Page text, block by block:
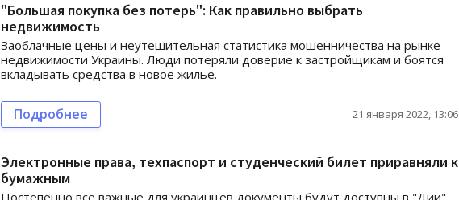
"Большая покупка без потерь": Как правильно выбрать
недвижимость
Заоблачные цены и неутешительная статистика мошенничества на рынке
недвижимости Украины. Люди потеряли доверие к застройщикам и боятся
вкладывать средства в новое жилье.
Подробнее 21 января 2022, 13:06
Электронные права, техпаспорт и студенческий билет приравняли к
бумажным
Постепенно все важные для украинцев документы будут доступны в "Дии"